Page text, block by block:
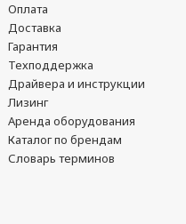
Оплата
Доставка
Гарантия
Техподдержка
Драйвера и инструкции
Лизинг
Аренда оборудования
Каталог по брендам
Словарь терминов